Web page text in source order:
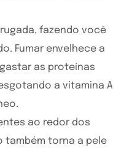
fazendo você
Fumar envelhece a
as proteínas
a vitamina A
ao redor dos
também torna a pele